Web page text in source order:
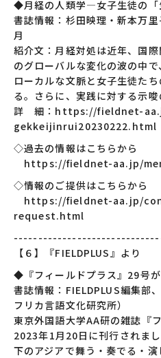
◆月経の人類学—女子生徒の「
書誌情報：杉田映理・新本万
月
紹介文：月経対処は近年、国
のグローバルな変化の波の中
ローカルな文脈と女子生徒た
る。さらに、実践に対する示唆
詳 細：https://fieldnet-
gekkeijinrui20230222.html
◇過去の情報はこちらから
https://fieldnet-aa.jp/
◇情報のご提供はこちらから
https://fieldnet-aa.jp/
request.html
【６】『FIELDPLUS』より
◆『フィールドプラス』29号が
書誌情報：FIELDPLUS編集部
フリカ言語文化研究所）
東京外国語大学AA研の雑誌『
2023年1月20日に刊行されま
下のアジアで舞う・奏でる・